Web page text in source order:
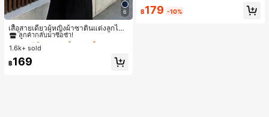
6
เสื้อสายเดี่ยวผู้หญิงผ้าซาตินแต่งลูกไม้
- เสื้อสายเดี่ยวฤดูร้อนสีคากีมีรอยผ่าด้า
นข้างที่น่าดึงดูดแบบสบายๆ
#1 ขายดี
ใน สีกากี เสื้อสตรี เสื้อเบลาส์ & Tee
ลูกค้ากลับมาซื้อซ้ำ!
60+ พูดว่า "สง่างาม"
#1 ขายดี
ลูกค้ากลับมาซื้อซ้ำ!
60+ พูดว่า "สง่างาม"
#1 ขายดี
ลูกค้ากลับมาซื้อซ้ำ!
60+ พูดว่า "สง่างาม"
#1 ขายดี
ใน สีกากี เสื้อสตรี เสื้อเบลาส์ & Tee
1.6k+ sold
฿169
นมินิมอล ของขวัญให้เพื่อน
#1 ขายดี
฿179 -10%